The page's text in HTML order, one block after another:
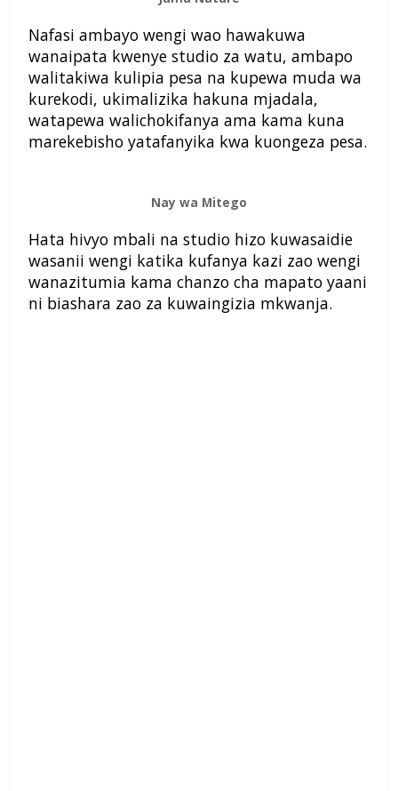
Nafasi ambayo wengi wao hawakuwa
wanaipata kwenye studio za watu, ambapo
walitakiwa kulipia pesa na kupewa muda wa
kurekodi, ukimalizika hakuna mjadala,
watapewa walichokifanya ama kama kuna
marekebisho yatafanyika kwa kuongeza pesa.
Nay wa Mitego
Hata hivyo mbali na studio hizo kuwasaidie
wasanii wengi katika kufanya kazi zao wengi
wanazitumia kama chanzo cha mapato yaani
ni biashara zao za kuwaingizia mkwanja.